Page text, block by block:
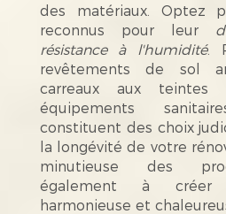
des matériaux. Optez
reconnus pour leur
résistance à l'humidité.
revêtements de sol
carreaux aux
équipements
constituent des choix
la longévité de votre
minutieuse des
également à créer
harmonieuse et